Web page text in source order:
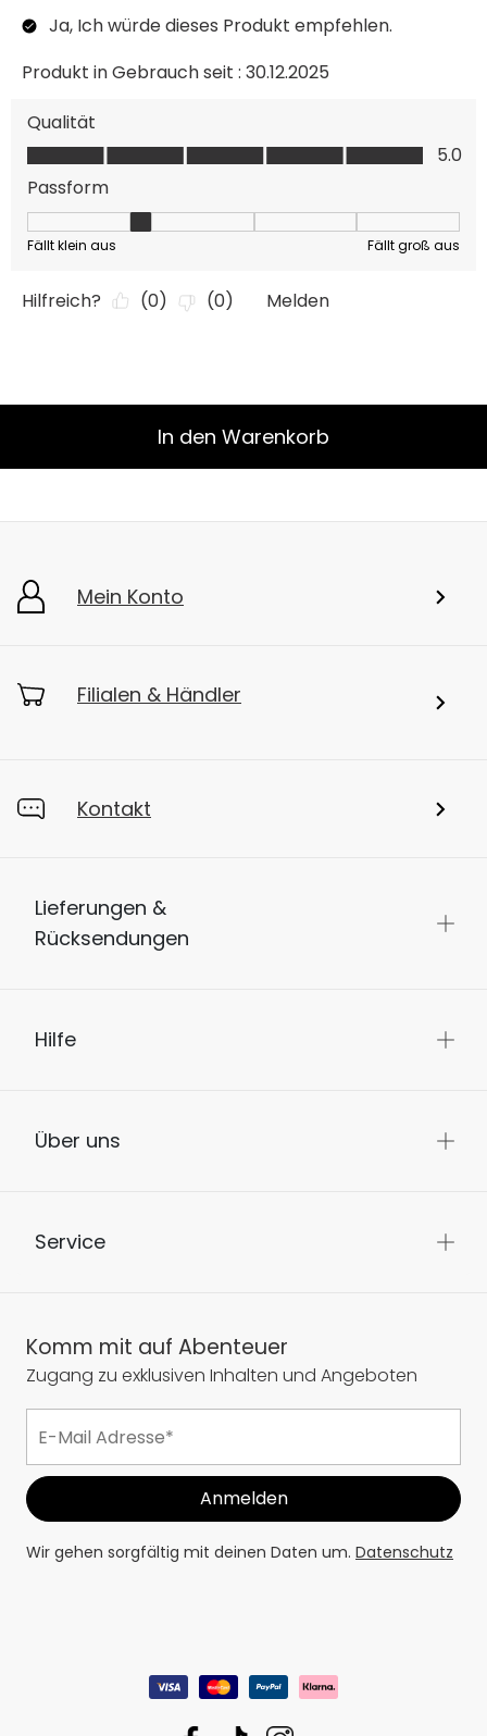
In den Warenkorb
Mein Konto
Filialen & Händler
Kontakt
Lieferungen &
Rücksendungen
Hilfe
Über uns
Service
Komm mit auf Abenteuer
Zugang zu exklusiven Inhalten und Angeboten
Wir gehen sorgfältig mit deinen Daten um. Datenschutz